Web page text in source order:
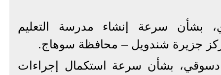
بشأن سرعة إنشاء مدرسة التعليم
جزيرة شندويل – محافظة سوهاج.
بشأن سرعة استكمال إجراءات